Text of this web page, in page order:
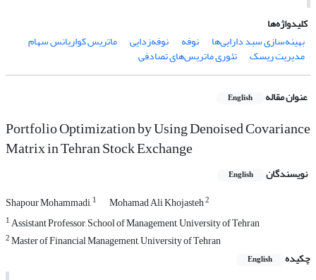
کلیدواژه‌ها
بهینه‌سازی سبد دارایی‌ها
نوفه نوفه‌زدایی ماتریس کواریانس سهام
مدیریت ریسک تئوری ماتریس‌های تصادفی
عنوان مقاله English
Portfolio Optimization by Using Denoised Covariance
Matrix in Tehran Stock Exchange
نویسندگان English
Shapour Mohammadi,1 Mohamad Ali Khojasteh2
1Assistant Professor, School of Management, University of Tehran
2Master of Financial Management, University of Tehran
چکیده
English